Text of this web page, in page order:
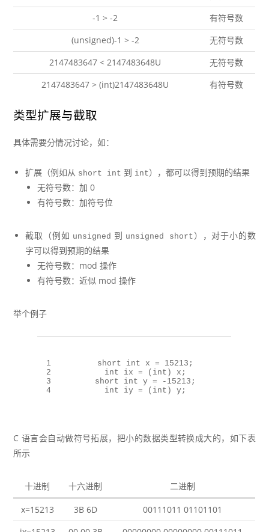
-1 > -2
有符号数
(unsigned)-1 > -2
无符号数
2147483647 < 2147483648U
无符号数
2147483647 > (int)2147483648U
有符号数
类型扩展与截取
具体需要分情况讨论，如：
扩展（例如从 short int 到 int），都可以得到预期的结果
无符号数：加 0
有符号数：加符号位
截取（例如 unsigned 到 unsigned short ），对于小的数
字可以得到预期的结果
无符号数：mod 操作
有符号数：近似 mod 操作
举个例子
1
2
3
4
short int x = 15213 ;
int
ix = ( int ) x;
short
int y = - 15213 ;
int
iy = ( int ) y;
C 语言会自动做符号拓展，把小的数据类型转换成大的，如下表
所示
十进制 十六进制 二进制
x=15213 3B 6D
00111011 01101101